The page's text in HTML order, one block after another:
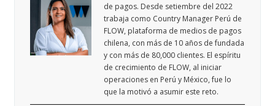
de pagos. Desde setiembre del 2022
trabaja como Country Manager Perú de
FLOW, plataforma de medios de pagos
chilena, con más de 10 años de fundada
y con más de 80,000 clientes. El espíritu
de crecimiento de FLOW, al iniciar
operaciones en Perú y México, fue lo
que la motivó a asumir este reto.